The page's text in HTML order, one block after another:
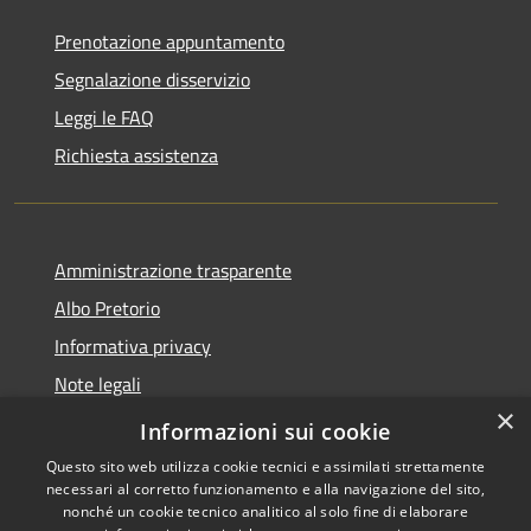
Prenotazione appuntamento
Segnalazione disservizio
Leggi le FAQ
Richiesta assistenza
Amministrazione trasparente
Albo Pretorio
Informativa privacy
Note legali
Dichiarazione di accessibilità
×
Informazioni sui cookie
Questo sito web utilizza cookie tecnici e assimilati strettamente
necessari al corretto funzionamento e alla navigazione del sito,
nonché un cookie tecnico analitico al solo fine di elaborare